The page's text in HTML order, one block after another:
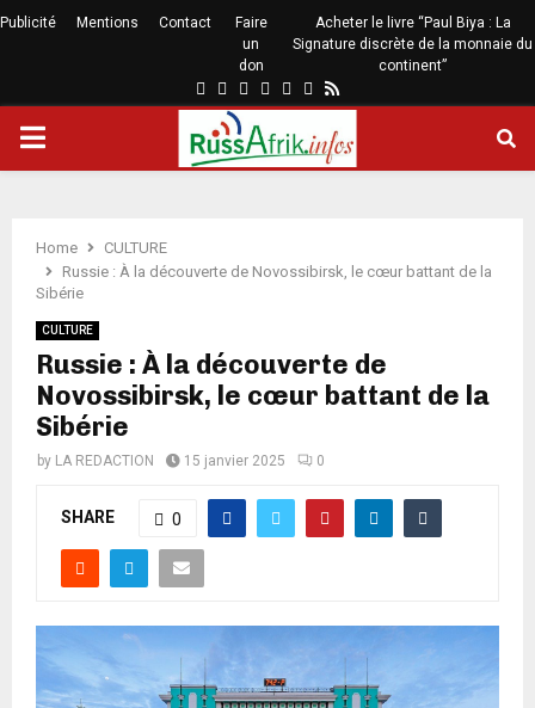
Publicité Mentions Contact
Faire
un
don
Acheter le livre “Paul Biya : La
Signature discrète de la monnaie du
continent”
Home
CULTURE
Russie : À la découverte de Novossibirsk, le cœur battant de la
Sibérie
CULTURE
Russie : À la découverte de
Novossibirsk, le cœur battant de la
Sibérie
by LA REDACTION 15 janvier 2025 0
SHARE 0